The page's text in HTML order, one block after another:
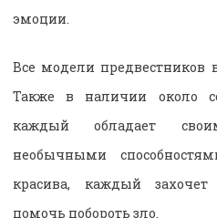
эмоции.
Все модели предвестников
Также в наличии около
каждый обладает
необычными
красива, каждый захочет
помочь побороть зло.